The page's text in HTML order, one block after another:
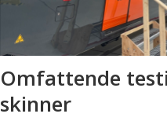
Omfattende
skinner